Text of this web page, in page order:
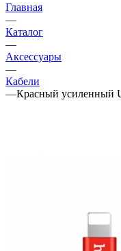
Главная
—
Каталог
—
Аксессуары
—
Кабели
—Красный усиленный